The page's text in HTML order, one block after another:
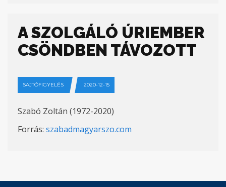
A SZOLGÁLÓ ÚRIEMBER
CSÖNDBEN TÁVOZOTT
SAJTÓFIGYELÉS 2020-12-15
Szabó Zoltán (1972-2020)
Forrás: szabadmagyarszo.com